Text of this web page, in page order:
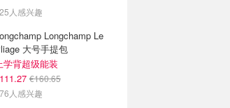
人感兴趣
Longchamp Le
大号手提包
学背超级能装
€160.65
人感兴趣